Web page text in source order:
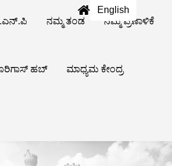
English
ನಮ್ಮ ತಂಡ ನಮ್ಮ ಪ್ರಣಾಳಿಕೆ
ಹಬ್ ಮಾಧ್ಯಮ ಕೇಂದ್ರ